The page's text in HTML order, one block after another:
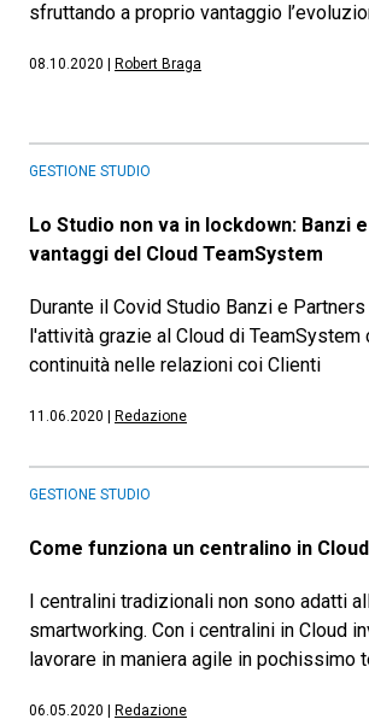
sfruttando a proprio vantaggio
08.10.2020 Robert Braga
GESTIONE STUDIO
Lo Studio non va in lockdown: Banzi
vantaggi del Cloud TeamSystem
Durante il Covid Studio Banzi e
l'attività grazie al Cloud di TeamSystem
continuità nelle relazioni coi Clienti
11.06.2020 Redazione
GESTIONE STUDIO
Come funziona un centralino in Cloud
I centralini tradizionali non sono adatti
smartworking. Con i centralini in Cloud
lavorare in maniera agile in pochissimo
06.05.2020 Redazione